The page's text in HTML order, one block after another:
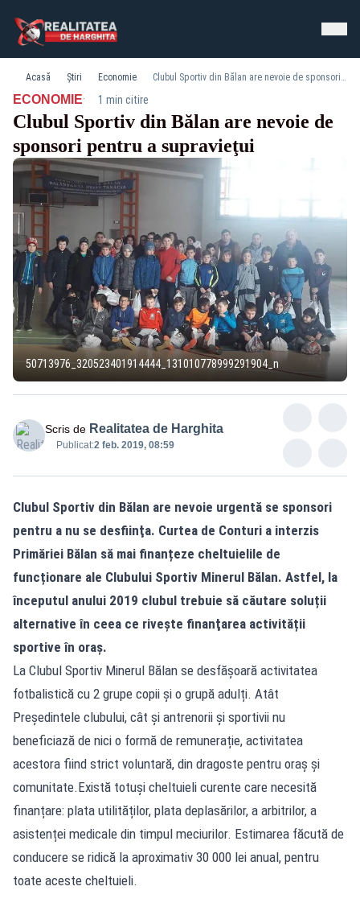
Acasă Știri Economie Clubul Sportiv din Bălan are nevoie de sponsori pentru a supravieţui
ECONOMIE· 1 min citire
Clubul Sportiv din Bălan are nevoie de
sponsori pentru a supravieţui
50713976_320523401914444_131010778999291904_n
Scris de Realitatea de Harghita
Publicat:2 feb. 2019, 08:59
Clubul Sportiv din Bălan are nevoie urgentă se sponsori
pentru a nu se desfiinţa. Curtea de Conturi a interzis
Primăriei Bălan să mai finanțeze cheltuielile de
funcționare ale Clubului Sportiv Minerul Bălan. Astfel, la
începutul anului 2019 clubul trebuie să căutare soluții
alternative în ceea ce riveşte finanţarea activității
sportive în oraş.
La Clubul Sportiv Minerul Bălan se desfășoară activitatea
fotbalistică cu 2 grupe copii și o grupă adulți. Atât
Președintele clubului, cât și antrenorii și sportivii nu
beneficiază de nici o formă de remunerație, activitatea
acestora fiind strict voluntară, din dragoste pentru oraș și
comunitate.Există totuşi cheltuieli curente care necesită
finanțare: plata utilităților, plata deplasărilor, a arbitrilor, a
asistenței medicale din timpul meciurilor. Estimarea făcută de
conducere se ridică la aproximativ 30 000 lei anual, pentru
toate aceste cheltuieli.